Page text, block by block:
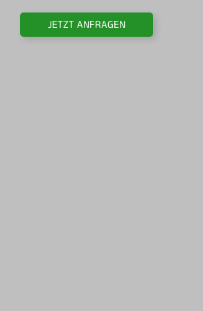
JETZT ANFRAGEN